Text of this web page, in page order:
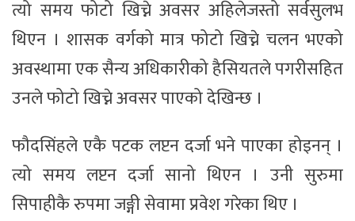
त्यो समय फोटो खिच्ने अवसर अहिलेजस्तो सर्वसुलभ
थिएन । शासक वर्गको मात्र फोटो खिच्ने चलन भएको
अवस्थामा एक सैन्य अधिकारीको हैसियतले पगरीसहित
उनले फोटो खिच्ने अवसर पाएको देखिन्छ ।
फौदसिंहले एकै पटक लप्टन दर्जा भने पाएका होइनन् ।
त्यो समय लप्टन दर्जा सानो थिएन । उनी सुरुमा
सिपाहीकै रुपमा जङ्गी सेवामा प्रवेश गरेका थिए ।